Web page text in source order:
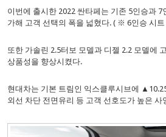
이번에 출시한 2022 싼타페는 기존 5인승과
가해 고객 선택의 폭을 넓혔다. ( ※ 6인승 시
또한 가솔린 2.5터보 모델과 디젤 2.2 모델에
상품성을 향상시켰다.
현대차는 기본 트림인 익스클루시브에
외선 차단 전면유리 등 고객 선호도가 높은 사